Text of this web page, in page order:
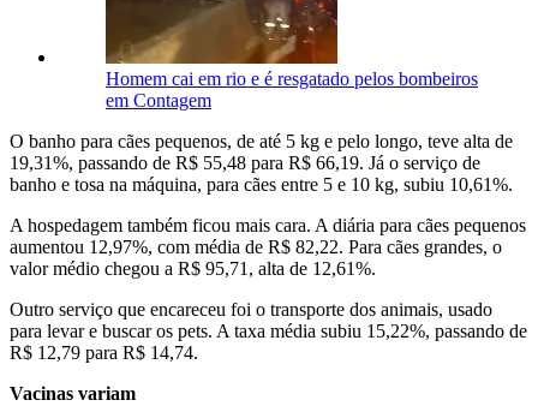
Homem cai em rio e é resgatado pelos bombeiros
em Contagem
O banho para cães pequenos, de até 5 kg e pelo longo, teve alta de
19,31%, passando de R$ 55,48 para R$ 66,19. Já o serviço de
banho e tosa na máquina, para cães entre 5 e 10 kg, subiu 10,61%.
A hospedagem também ficou mais cara. A diária para cães pequenos
aumentou 12,97%, com média de R$ 82,22. Para cães grandes, o
valor médio chegou a R$ 95,71, alta de 12,61%.
Outro serviço que encareceu foi o transporte dos animais, usado
para levar e buscar os pets. A taxa média subiu 15,22%, passando de
R$ 12,79 para R$ 14,74.
Vacinas variam